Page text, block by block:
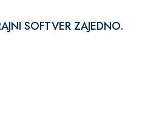
SOFTVER ZAJEDNO.